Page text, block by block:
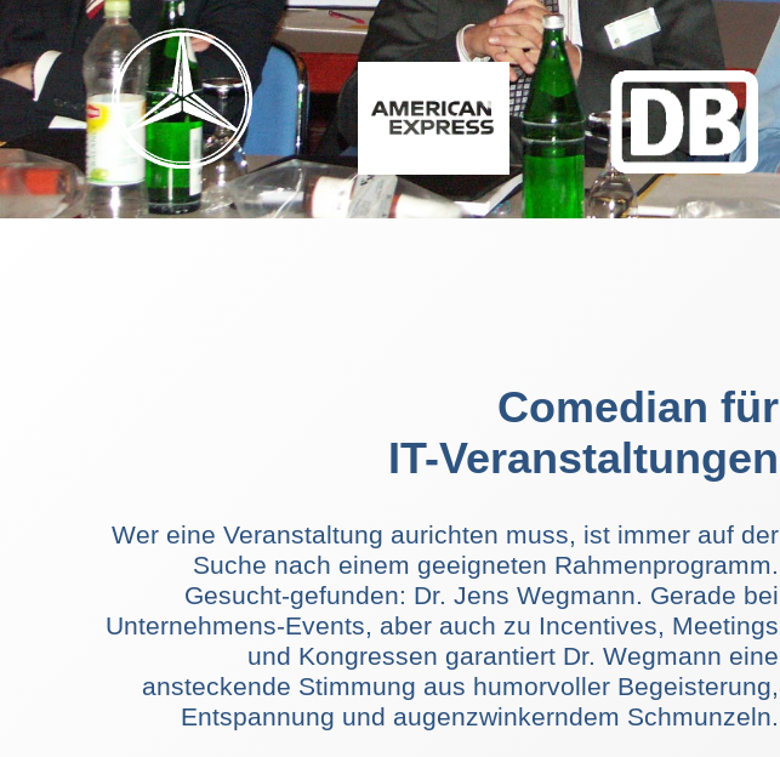
Comedian für
IT-Veranstaltungen
Wer eine Veranstaltung aurichten muss, ist immer auf der
Suche nach einem geeigneten Rahmenprogramm.
Gesucht-gefunden: Dr. Jens Wegmann. Gerade bei
Unternehmens-Events, aber auch zu Incentives, Meetings
und Kongressen garantiert Dr. Wegmann eine
ansteckende Stimmung aus humorvoller Begeisterung,
Entspannung und augenzwinkerndem Schmunzeln.